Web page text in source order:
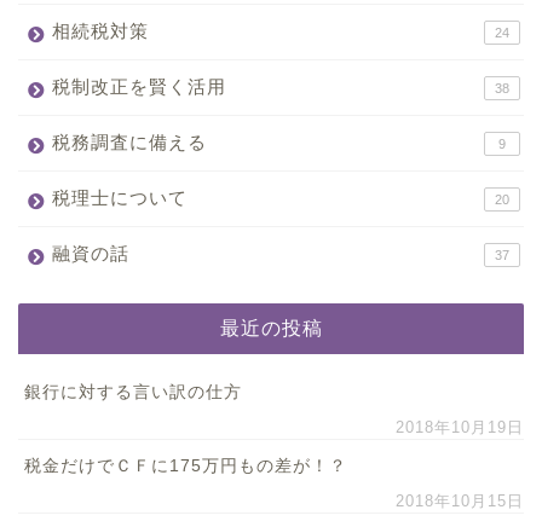
相続税対策 24
税制改正を賢く活用 38
税務調査に備える 9
税理士について 20
融資の話 37
最近の投稿
銀行に対する言い訳の仕方
2018年10月19日
税金だけでＣＦに175万円もの差が！？
2018年10月15日